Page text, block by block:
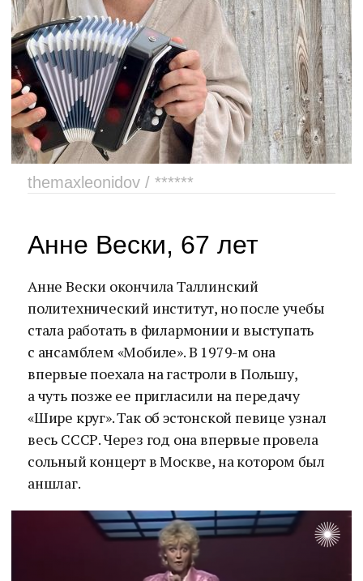
themaxleonidov / ******
Анне Вески, 67 лет
Анне Вески окончила Таллинский
политехнический институт, но после учебы
стала работать в филармонии и выступать
с ансамблем «Мобиле». В 1979-м она
впервые поехала на гастроли в Польшу,
а чуть позже ее пригласили на передачу
«Шире круг». Так об эстонской певице узнал
весь СССР. Через год она впервые провела
сольный концерт в Москве, на котором был
аншлаг.